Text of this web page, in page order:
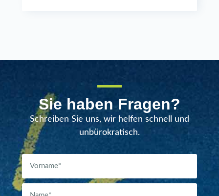
Sie haben Fragen?
Schreiben Sie uns, wir helfen schnell und
unbürokratisch.